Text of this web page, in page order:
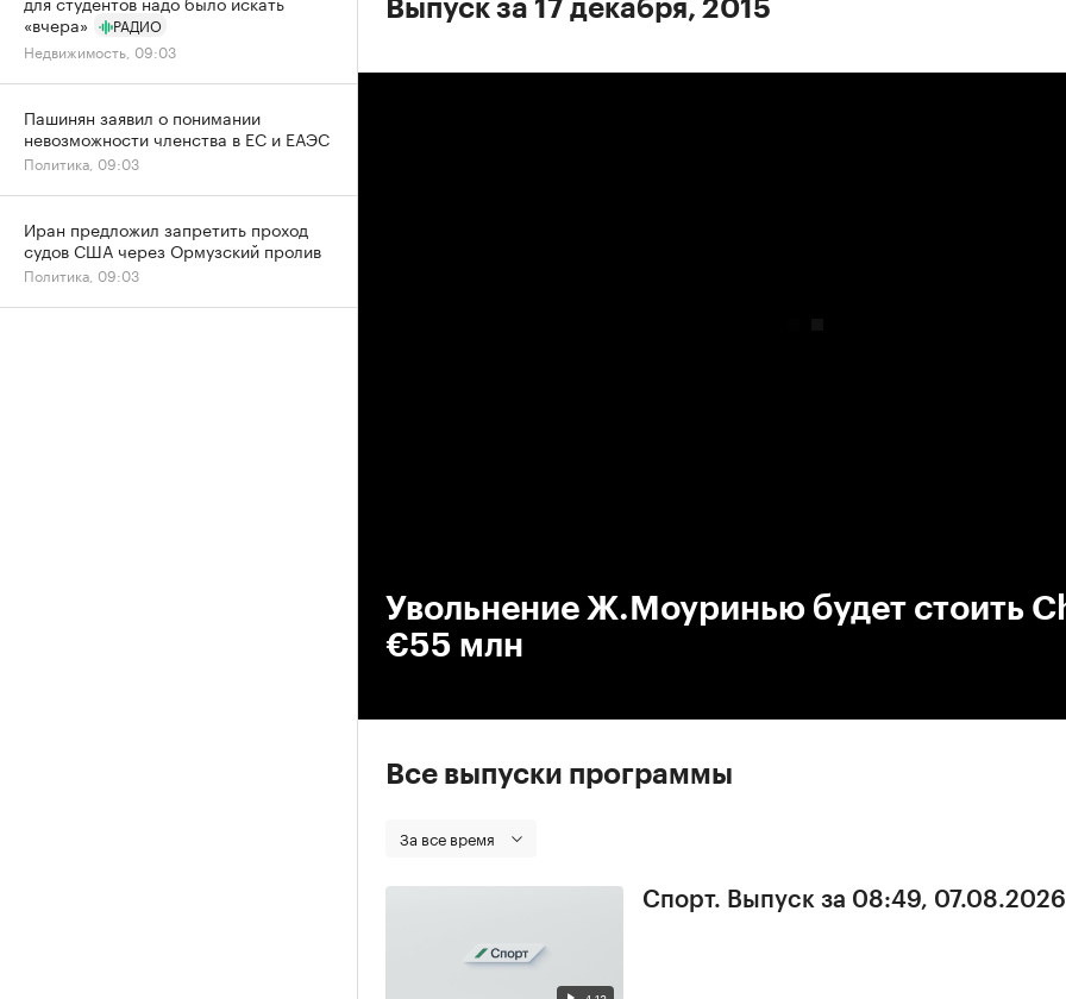
Выпуск за 17 декабря, 2015
Увольнение Ж.Моуринью будет стоить
€55 млн
Все выпуски программы
За все время
Спорт. Выпуск за 08:49, 07.08.2026
«вчера»
РАДИО
Недвижимость, 09:03
Пашинян заявил о понимании
невозможности членства в ЕС и ЕАЭС
Политика, 09:03
Иран предложил запретить проход
судов США через Ормузский пролив
Политика, 09:03